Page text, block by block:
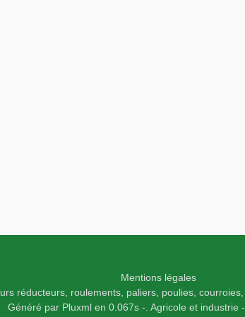
Mentions légales
réducteurs, roulements, paliers, poulies, courroies,
Généré par Pluxml en 0.067s -. Agricole et industrie -